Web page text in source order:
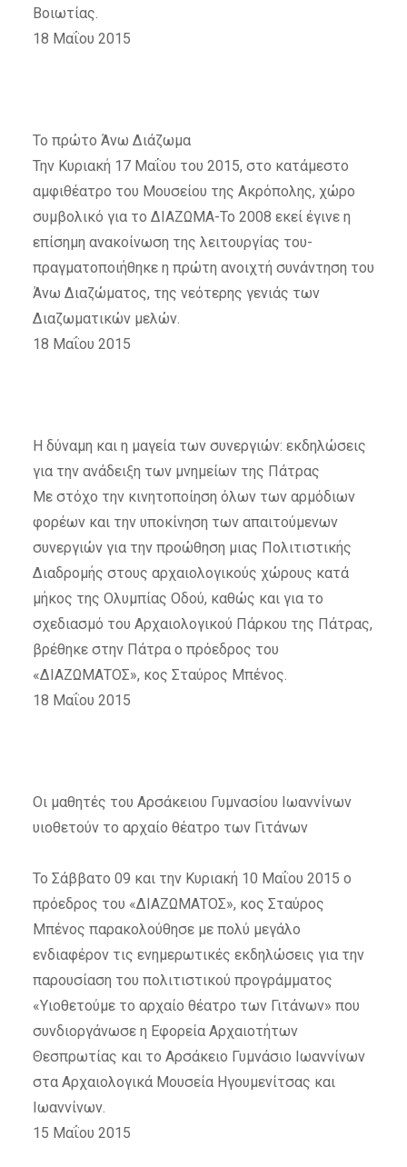
Βοιωτίας.
18 Μαΐου 2015
Το πρώτο Άνω Διάζωμα
Την Κυριακή 17 Μαΐου του 2015, στο κατάμεστο
αμφιθέατρο του Μουσείου της Ακρόπολης, χώρο
συμβολικό για το ΔΙΑΖΩΜΑ-Το 2008 εκεί έγινε η
επίσημη ανακοίνωση της λειτουργίας του-
πραγματοποιήθηκε η πρώτη ανοιχτή συνάντηση του
Άνω Διαζώματος, της νεότερης γενιάς των
Διαζωματικών μελών.
18 Μαΐου 2015
Η δύναμη και η μαγεία των συνεργιών: εκδηλώσεις
για την ανάδειξη των μνημείων της Πάτρας
Με στόχο την κινητοποίηση όλων των αρμόδιων
φορέων και την υποκίνηση των απαιτούμενων
συνεργιών για την προώθηση μιας Πολιτιστικής
Διαδρομής στους αρχαιολογικούς χώρους κατά
μήκος της Ολυμπίας Οδού, καθώς και για το
σχεδιασμό του Αρχαιολογικού Πάρκου της Πάτρας,
βρέθηκε στην Πάτρα ο πρόεδρος του
«ΔΙΑΖΩΜΑΤΟΣ», κος Σταύρος Μπένος.
18 Μαΐου 2015
Οι μαθητές του Αρσάκειου Γυμνασίου Ιωαννίνων
υιοθετούν το αρχαίο θέατρο των Γιτάνων
Το Σάββατο 09 και την Κυριακή 10 Μαΐου 2015 ο
πρόεδρος του «ΔΙΑΖΩΜΑΤΟΣ», κος Σταύρος
Μπένος παρακολούθησε με πολύ μεγάλο
ενδιαφέρον τις ενημερωτικές εκδηλώσεις για την
παρουσίαση του πολιτιστικού προγράμματος
«Υιοθετούμε το αρχαίο θέατρο των Γιτάνων» που
συνδιοργάνωσε η Εφορεία Αρχαιοτήτων
Θεσπρωτίας και το Αρσάκειο Γυμνάσιο Ιωαννίνων
στα Αρχαιολογικά Μουσεία Ηγουμενίτσας και
Ιωαννίνων.
15 Μαΐου 2015